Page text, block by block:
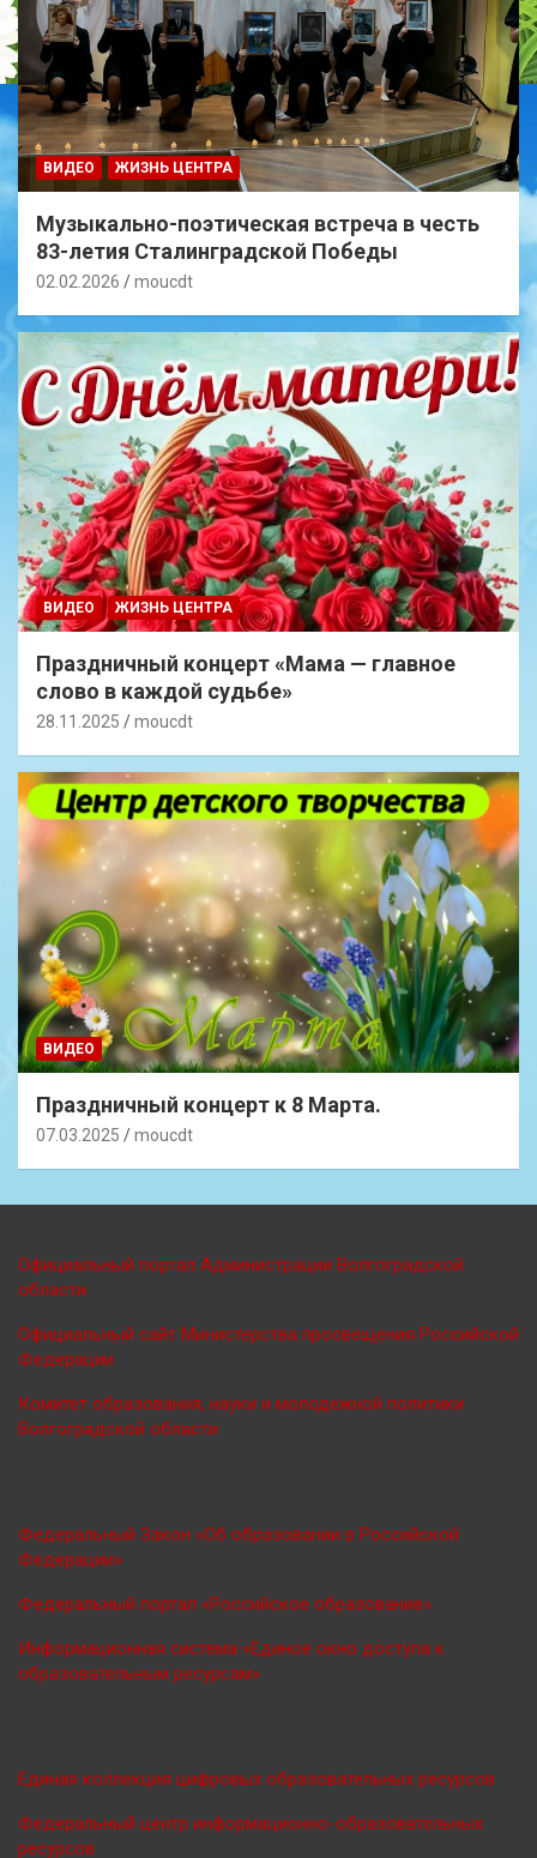
ВИДЕО ЖИЗНЬ ЦЕНТРА
Музыкально-поэтическая встреча в честь
83-летия Сталинградской Победы
02.02.2026 moucdt
ВИДЕО ЖИЗНЬ ЦЕНТРА
Праздничный концерт «Мама — главное
слово в каждой судьбе»
28.11.2025 moucdt
ВИДЕО
Праздничный концерт к 8 Марта.
07.03.2025 moucdt
Официальный портал Администрации Волгоградской
области
Официальный сайт Министерства просвещения Российской
Федерации
Комитет образования, науки и молодежной политики
Волгоградской области
Федеральный Закон «Об образовании в Российской
Федерации»
Федеральный портал «Российское образование»
Информационная система «Единое окно доступа к
образовательным ресурсам»
Единая коллекция цифровых образовательных ресурсов
Федеральный центр информационно-образовательных
ресурсов